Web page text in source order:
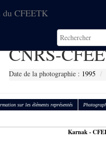
du CFEETK
CNRS-
Date de la photographie : 1995
sur les éléments représentés